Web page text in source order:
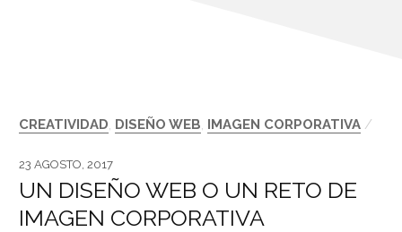
CREATIVIDAD, DISEÑO WEB, IMAGEN CORPORATIVA/
23 AGOSTO, 2017
UN DISEÑO WEB O UN RETO DE
IMAGEN CORPORATIVA